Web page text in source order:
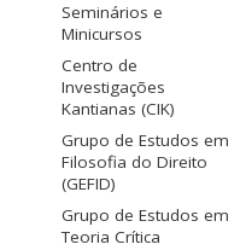
Seminários e
Minicursos
Centro de
Investigações
Kantianas (CIK)
Grupo de Estudos em
Filosofia do Direito
(GEFID)
Grupo de Estudos em
Teoria Crítica